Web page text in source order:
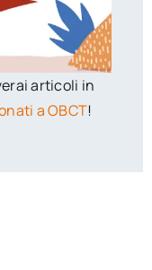
articoli in
a OBCT!